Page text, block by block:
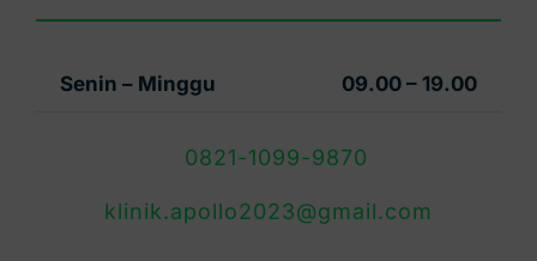
Senin – Minggu 09.00 – 19.00
0821-1099-9870
klinik.apollo2023@gmail.com